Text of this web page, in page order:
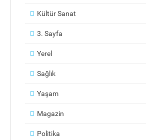
Kültür Sanat
3. Sayfa
Yerel
Sağlık
Yaşam
Magazin
Politika